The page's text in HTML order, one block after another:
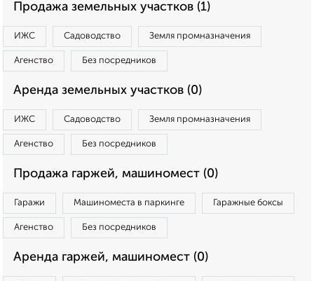
Продажа земельных участков (1)
ИЖС Садоводство Земля промназначения
Агенство Без посредников
Аренда земельных участков (0)
ИЖС Садоводство Земля промназначения
Агенство Без посредников
Продажа гаржей, машиномест (0)
Гаражи Машиноместа в паркинге Гаражные боксы
Агенство Без посредников
Аренда гаржей, машиномест (0)